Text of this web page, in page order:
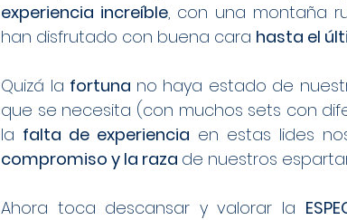
experiencia increíble, con una montaña
han disfrutado con buena cara hasta el
Quizá la fortuna no haya estado de
que se necesita (con muchos sets con
la falta de experiencia
compromiso y la raza de nuestros
Ahora toca descansar y valorar la